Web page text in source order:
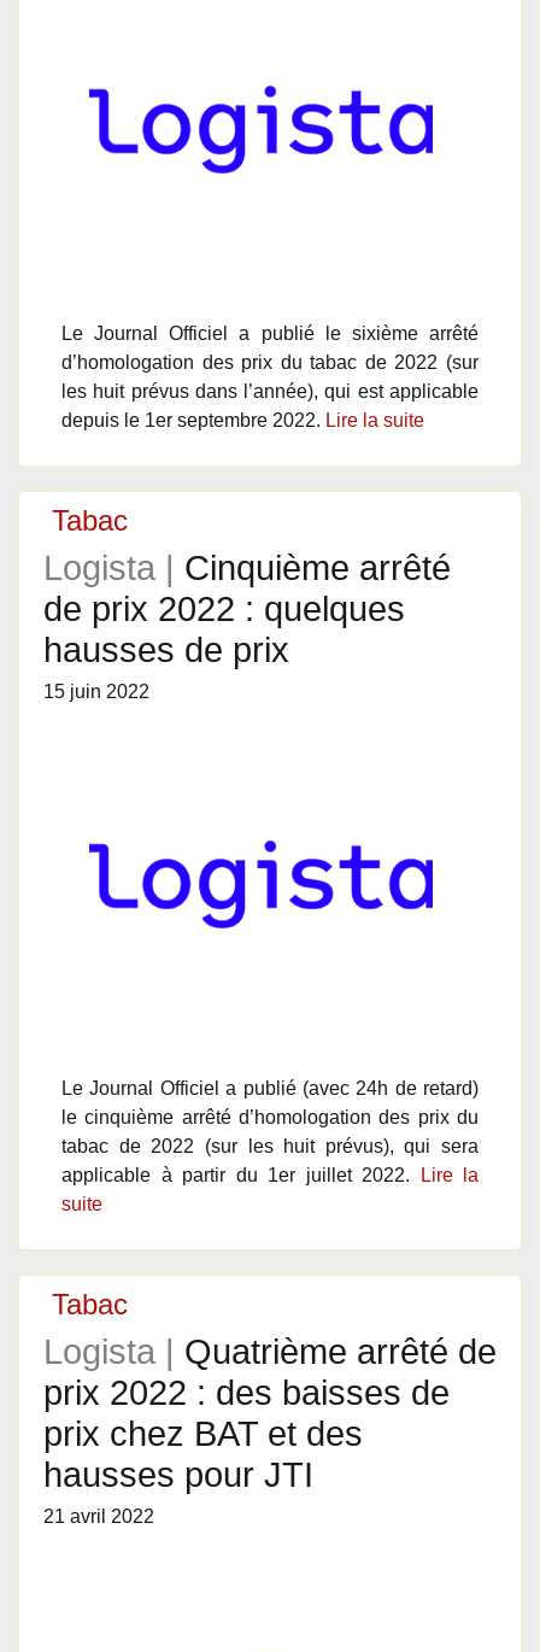
Le Journal Officiel a publié le sixième arrêté
d’homologation des prix du tabac de 2022 (sur
les huit prévus dans l’année), qui est applicable
depuis le 1er septembre 2022. Lire la suite
Tabac
Logista | Cinquième arrêté
de prix 2022 : quelques
hausses de prix
15 juin 2022
Le Journal Officiel a publié (avec 24h de retard)
le cinquième arrêté d’homologation des prix du
tabac de 2022 (sur les huit prévus), qui sera
applicable à partir du 1er juillet 2022.
Lire la
suite
Tabac
Logista | Quatrième arrêté de
prix 2022 : des baisses de
prix chez BAT et des
hausses pour JTI
21 avril 2022